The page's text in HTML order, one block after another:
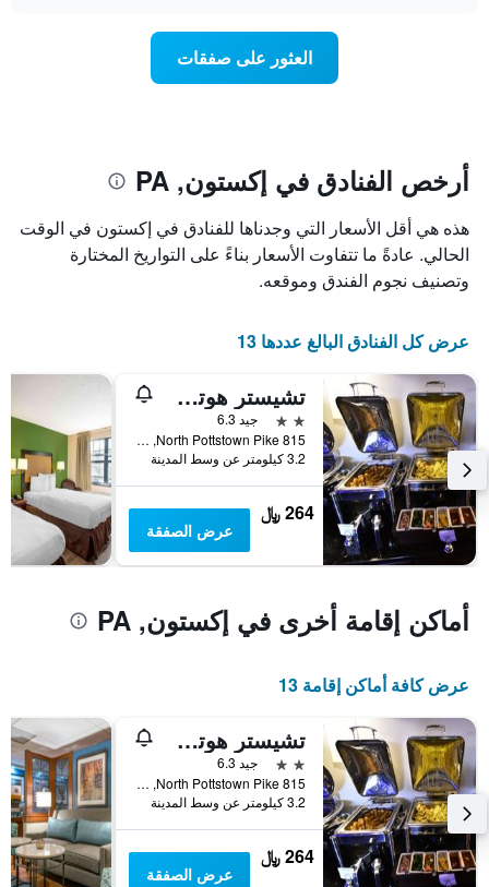
محور
الذي
يعرض
عدد
الأيام
الإقامة
يتضمن
المخطط
التالي
1
محور
Y
الذي
يعرض
متوسط
سعر
غرفة
العثور على صفقات
أرخص الفنادق في إكستون, PA
هذه هي أقل الأسعار التي وجدناها للفنادق في إكستون في الوقت
الحالي. عادةً ما تتفاوت الأسعار بناءً على التواريخ المختارة
وتصنيف نجوم الفندق وموقعه.
عرض كل الفنادق البالغ عددها 13
تشيستر هوتل آند كونفرنس سنتر
2 نجمتين
جيد 6.3
815 North Pottstown Pike, إكستون, PA, الولايات المتحدة الأميريكية
3.2 كيلومتر عن وسط المدينة
264 ﷼
عرض الصفقة
أماكن إقامة أخرى في إكستون, PA
عرض كافة أماكن إقامة 13
تشيستر هوتل آند كونفرنس سنتر
2 نجمتين
جيد 6.3
815 North Pottstown Pike, إكستون, PA, الولايات المتحدة الأميريكية
3.2 كيلومتر عن وسط المدينة
264 ﷼
عرض الصفقة